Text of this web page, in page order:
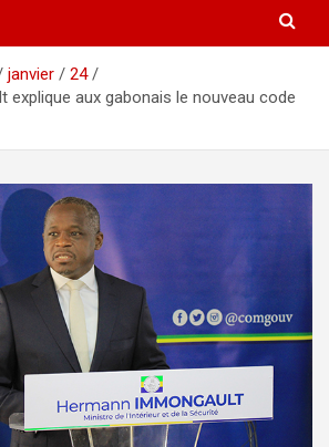
janvier
24
explique aux gabonais le nouveau code